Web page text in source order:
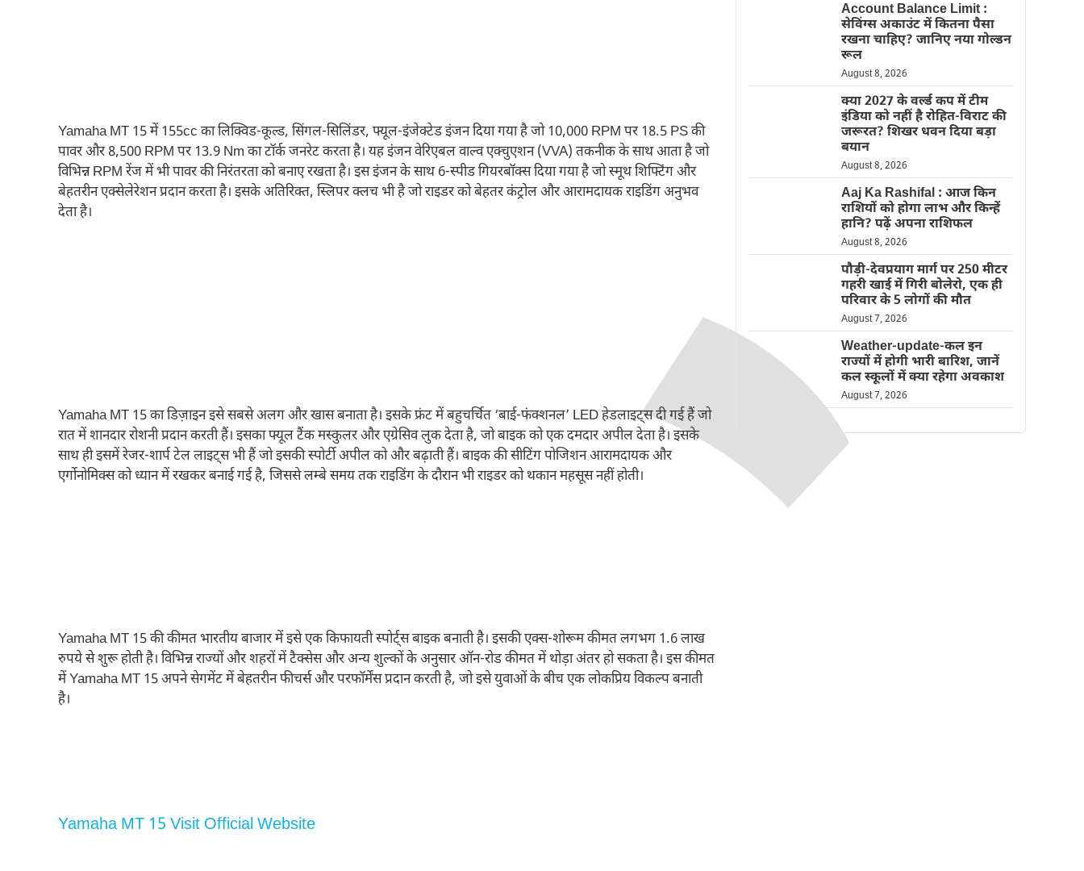
Yamaha MT 15 में 155cc का लिक्विड-कूल्ड, सिंगल-सिलिंडर, फ्यूल-इंजेक्टेड इंजन दिया गया है जो 10,000 RPM पर 18.5 PS की
पावर और 8,500 RPM पर 13.9 Nm का टॉर्क जनरेट करता है। यह इंजन वेरिएबल वाल्व एक्चुएशन (VVA) तकनीक के साथ आता है जो
विभिन्न RPM रेंज में भी पावर की निरंतरता को बनाए रखता है। इस इंजन के साथ 6-स्पीड गियरबॉक्स दिया गया है जो स्मूथ शिफ्टिंग और
बेहतरीन एक्सेलेरेशन प्रदान करता है। इसके अतिरिक्त, स्लिपर क्लच भी है जो राइडर को बेहतर कंट्रोल और आरामदायक राइडिंग अनुभव
देता है।
Yamaha MT 15 का डिज़ाइन इसे सबसे अलग और खास बनाता है। इसके फ्रंट में बहुचर्चित ‘बाई-फंक्शनल’ LED हेडलाइट्स दी गई हैं जो
रात में शानदार रोशनी प्रदान करती हैं। इसका फ्यूल टैंक मस्कुलर और एग्रेसिव लुक देता है, जो बाइक को एक दमदार अपील देता है। इसके
साथ ही इसमें रेजर-शार्प टेल लाइट्स भी हैं जो इसकी स्पोर्टी अपील को और बढ़ाती हैं। बाइक की सीटिंग पोजिशन आरामदायक और
एर्गोनोमिक्स को ध्यान में रखकर बनाई गई है, जिससे लम्बे समय तक राइडिंग के दौरान भी राइडर को थकान महसूस नहीं होती।
Yamaha MT 15 की कीमत भारतीय बाजार में इसे एक किफायती स्पोर्ट्स बाइक बनाती है। इसकी एक्स-शोरूम कीमत लगभग 1.6 लाख
रुपये से शुरू होती है। विभिन्न राज्यों और शहरों में टैक्सेस और अन्य शुल्कों के अनुसार ऑन-रोड कीमत में थोड़ा अंतर हो सकता है। इस कीमत
में Yamaha MT 15 अपने सेगमेंट में बेहतरीन फीचर्स और परफॉर्मेंस प्रदान करती है, जो इसे युवाओं के बीच एक लोकप्रिय विकल्प बनाती
है।
Yamaha MT 15 Visit Official Website
Account Balance Limit :
सेविंग्स अकाउंट में कितना पैसा
रखना चाहिए? जानिए नया गोल्डन
रूल
August 8, 2026
क्या 2027 के वर्ल्ड कप में टीम
इंडिया को नहीं है रोहित-विराट की
जरूरत? शिखर धवन दिया बड़ा
बयान
August 8, 2026
Aaj Ka Rashifal : आज किन
राशियों को होगा लाभ और किन्हें
हानि? पढ़ें अपना राशिफल
August 8, 2026
पौड़ी-देवप्रयाग मार्ग पर 250 मीटर
गहरी खाई में गिरी बोलेरो, एक ही
परिवार के 5 लोगों की मौत
August 7, 2026
Weather-update-कल इन
राज्यों में होगी भारी बारिश, जानें
कल स्कूलों में क्या रहेगा अवकाश
August 7, 2026